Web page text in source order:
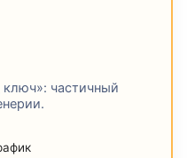
ключ»: частичный